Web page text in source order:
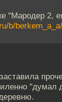
"Мародер 2,
b/
"думал